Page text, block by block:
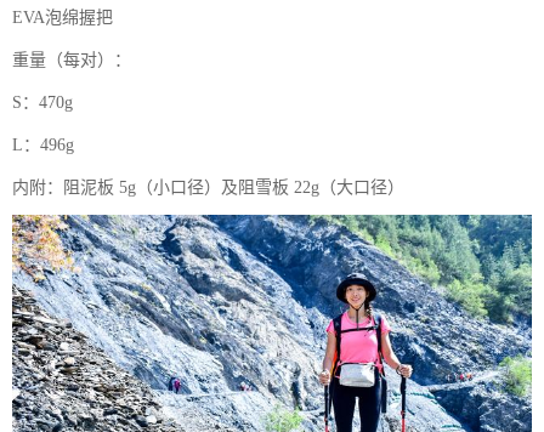
EVA泡绵握把
重量（每对）：
S：470g
L：496g
内附：阻泥板 5g（小口径）及阻雪板 22g（大口径）